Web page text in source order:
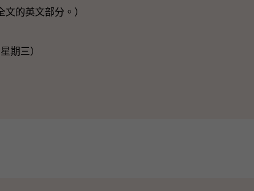
文的英文部分。）
期三）